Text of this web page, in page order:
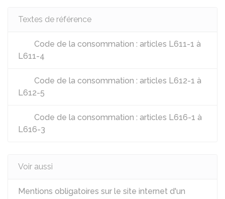
Textes de référence
Code de la consommation : articles L611-1 à
L611-4
Code de la consommation : articles L612-1 à
L612-5
Code de la consommation : articles L616-1 à
L616-3
Voir aussi
Mentions obligatoires sur le site internet d'un